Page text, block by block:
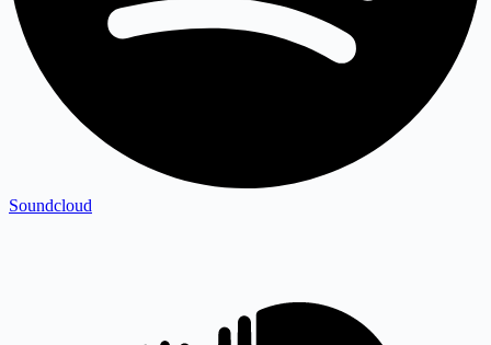
Soundcloud